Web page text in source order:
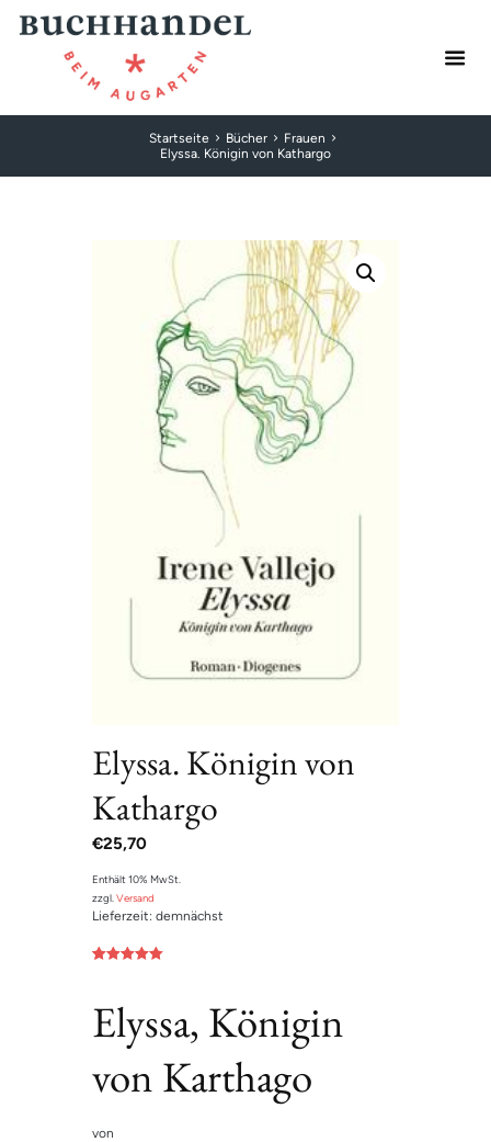
Startseite Bücher
Frauen
Elyssa. Königin von Kathargo
Elyssa. Königin von
Kathargo
€25,70
Enthält 10% MwSt.
zzgl. Versand
Lieferzeit: demnächst
auf
Kundenbewe
rtung
Elyssa, Königin
von Karthago
von